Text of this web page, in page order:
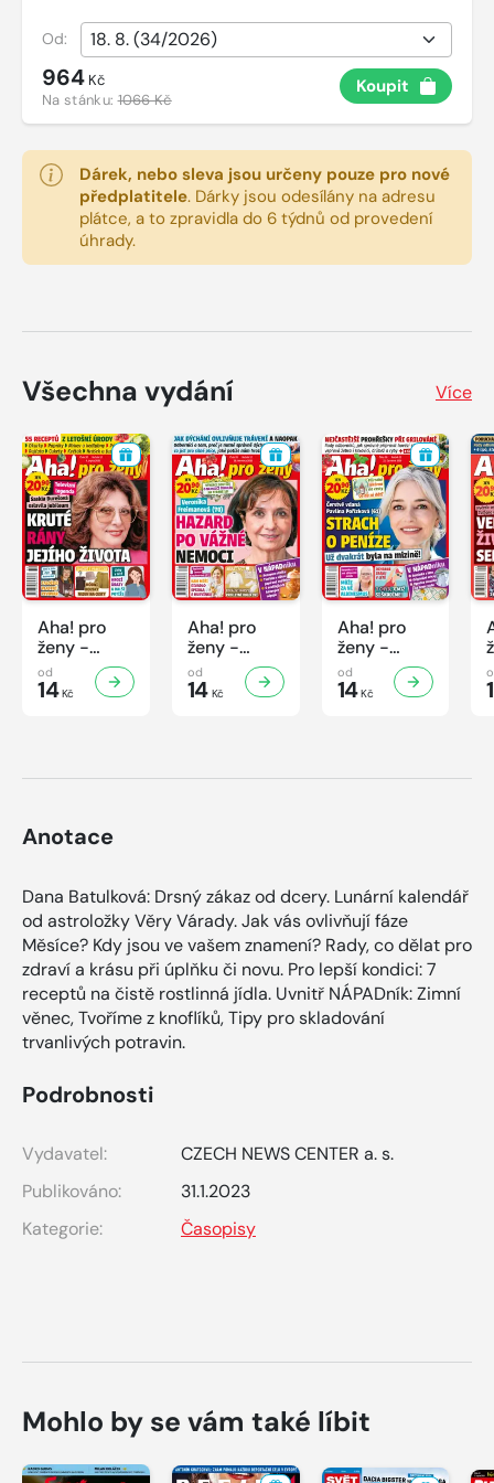
Od:
964 Kč
Na stánku:1066 Kč
Koupit
Dárek, nebo sleva jsou určeny pouze pro nové
předplatitele. Dárky jsou odesílány na adresu
plátce, a to zpravidla do 6 týdnů od provedení
úhrady.
Všechna vydání Více
Aha! pro
ženy -
32/2026
od
14Kč
Aha! pro
ženy -
31/2026
od
14Kč
Aha! pro
ženy -
30/2026
od
14Kč
Anotace
Dana Batulková: Drsný zákaz od dcery. Lunární kalendář
od astroložky Věry Várady. Jak vás ovlivňují fáze
Měsíce? Kdy jsou ve vašem znamení? Rady, co dělat pro
zdraví a krásu při úplňku či novu. Pro lepší kondici: 7
receptů na čistě rostlinná jídla. Uvnitř NÁPADník: Zimní
věnec, Tvoříme z knoflíků, Tipy pro skladování
trvanlivých potravin.
Podrobnosti
Vydavatel:
CZECH NEWS CENTER a. s.
Publikováno:
31.1.2023
Kategorie:
Časopisy
Mohlo by se vám také líbit